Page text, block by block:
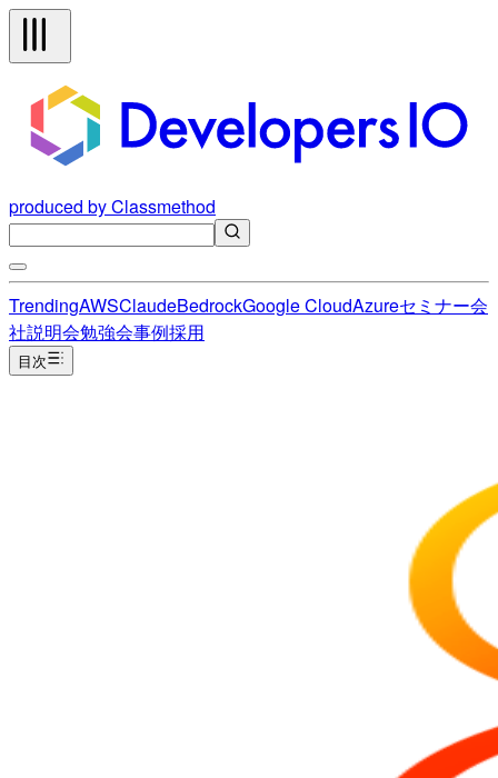
produced by Classmethod
TrendingAWSClaudeBedrockGoogle CloudAzureセミナー会
社説明会勉強会事例採用
目次